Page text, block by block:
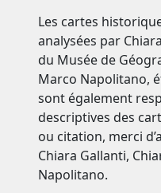
Les cartes
analysées par
du Musée de
Marco Napolitano,
sont également
descriptives des
ou citation, merci
Chiara Gallanti,
Napolitano.